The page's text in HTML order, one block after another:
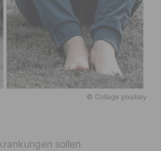
© Collage pixabay
sollen